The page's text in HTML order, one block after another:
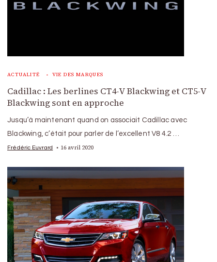
ACTUALITÉ VIE DES MARQUES
Cadillac : Les berlines CT4-V Blackwing et CT5-V
Blackwing sont en approche
Jusqu’à maintenant quand on associait Cadillac avec
Blackwing, c’était pour parler de l’excellent V8 4.2 …
Frédéric Euvrard 16 avril 2020